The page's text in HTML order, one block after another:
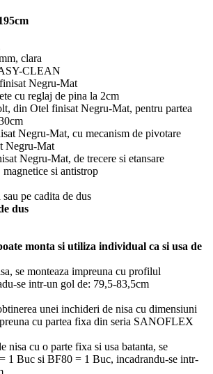
clara
CLEAN
Negru-Mat
cu reglaj de pina la 2cm
din Otel finisat Negru-Mat, pentru partea
Negru-Mat, cu mecanism de pivotare
Negru-Mat
Negru-Mat, de trecere si etansare
magnetice si antistrop
pe cadita de dus
dus
monta si utiliza individual ca si usa de
se monteaza impreuna cu profilul
se intr-un gol de: 79,5-83,5cm
unei inchideri de nisa cu dimensiuni
cu partea fixa din seria SANOFLEX
nisa cu o parte fixa si usa batanta, se
1 Buc si BF80 = 1 Buc, incadrandu-se intr-